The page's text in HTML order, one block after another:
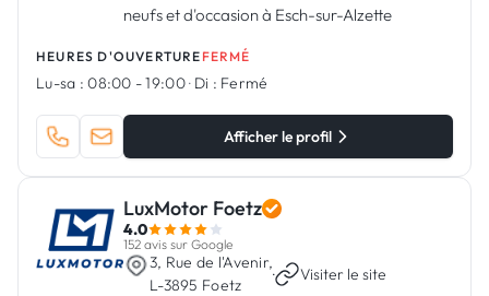
neufs et d'occasion à Esch-sur-Alzette
HEURES D'OUVERTURE FERMÉ
Lu-sa : 08:00 - 19:00· Di : Fermé
Afficher le profil
LuxMotor Foetz
4.0
152 avis sur Google
3, Rue de l'Avenir,
L-3895 Foetz
· Visiter le site